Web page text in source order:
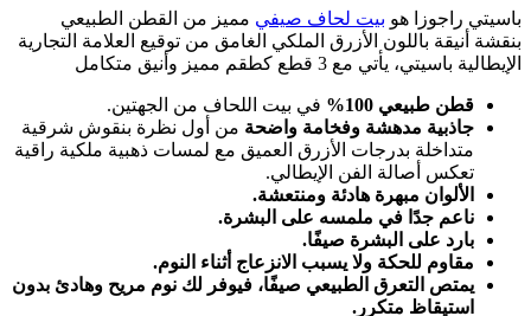
باسيتي راجوزا هو بيت لحاف صيفي مميز من القطن الطبيعي
بنقشة أنيقة باللون الأزرق الملكي الغامق من توقيع العلامة التجارية
الإيطالية باسيتي، يأتي مع 3 قطع كطقم مميز وأنيق متكامل
قطن طبيعي 100%
في بيت اللحاف من الجهتين.
جاذبية مدهشة وفخامة واضحة من أول نظرة بنقوش شرقية
متداخلة بدرجات الأزرق العميق مع لمسات ذهبية ملكية راقية
تعكس أصالة الفن الإيطالي.
الألوان مبهرة هادئة ومنتعشة.
ناعم جدًا في ملمسه على البشرة.
بارد على البشرة صيفًا.
مقاوم للحكة ولا يسبب الانزعاج أثناء النوم.
يمتص التعرق الطبيعي صيفًا، فيوفر لك نوم مريح وهادئ بدون
استيقاظ متكرر.